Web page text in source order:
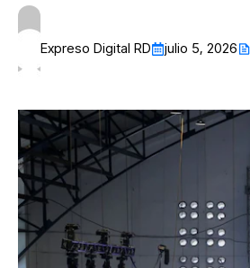
Expreso Digital RD julio 5, 2026